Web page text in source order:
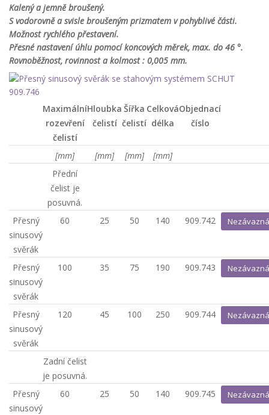
Kalený a jemně broušený.
S vodorovně a svisle broušeným prizmatem v pohyblivé části.
Možnost rychlého přestavení.
Přesné nastavení úhlu pomocí koncových měrek, max. do 46 °.
Rovnoběžnost, rovinnost a kolmost : 0,005 mm.
Maximální
rozevření
čelistí
Hloubka
čelistí
Šířka
čelistí
Celková
délka
Objednací
číslo
[mm] [mm] [mm]
[mm]
Přední
čelist je
posuvná.
Přesný
sinusový
svěrák
60 25 50 140 909.742
Přesný
sinusový
svěrák
100 35 75 190 909.743
Přesný
sinusový
svěrák
120 45 100 250 909.744
Zadní čelist
je posuvná.
Přesný
sinusový
60 25 50 140 909.745